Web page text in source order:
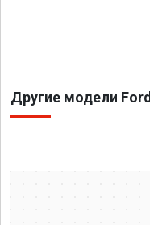
Другие модели Ford